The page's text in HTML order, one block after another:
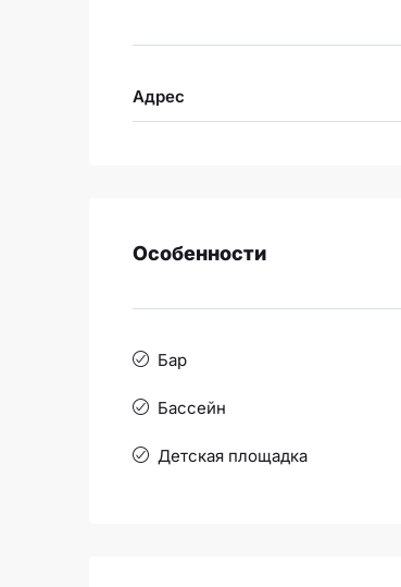
Адрес
Особенности
Бар
Бассейн
Детская площадка